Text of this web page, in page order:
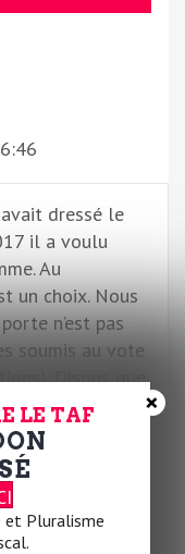
avait dressé le
il a voulu
Au
un choix. Nous
n’est pas
soumis au vote
Disons que
LE TAF
et Pluralisme
×